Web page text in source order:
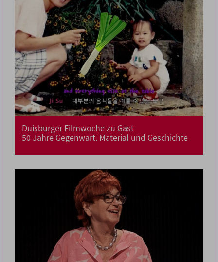
Duisburger Filmwoche zu Gast
50 Jahre Gegenwart. Material und Geschichte